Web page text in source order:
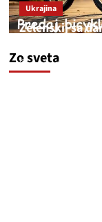
Zo sveta
Ukrajina
Zelenskij sa
medvedar